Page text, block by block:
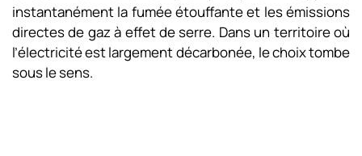
instantanément la fumée étouffante et les émissions
directes de gaz à effet de serre. Dans un territoire où
l’électricité est largement décarbonée, le choix tombe
sous le sens.